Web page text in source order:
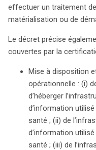
effectuer un traitement
matérialisation ou de
Le décret précise
couvertes par la
Mise à disposition
opérationnelle : (i)
d’héberger
d’information
santé ; (ii) de
d’information
santé ; (iii) de